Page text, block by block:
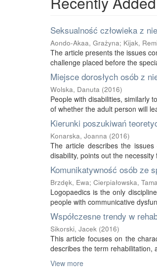
Seksualność człowieka z
Aondo-Akaa, Grażyna; Kijak,
The article presents the issues
challenge placed before the
Miejsce dorosłych osób z
Wolska, Danuta (2016)
People with disabilities, similarly
of whether the adult person will
Kierunki poszukiwań
Konarska, Joanna (2016)
The article describes the
disability, points out the
Komunikatywność osób ze
Brzdęk, Ewa; Cierpiałowska,
Logopaedics is the only
people with communicative
Współczesne trendy w
Sikorski, Jacek (2016)
This article focuses on the
describes the term rehabilitation,
View more